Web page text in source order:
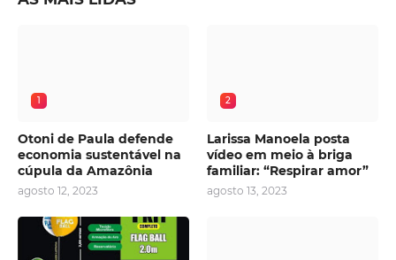
1
Otoni de Paula defende
economia sustentável na
cúpula da Amazônia
agosto 12, 2023
2
Larissa Manoela posta
vídeo em meio à briga
familiar: “Respirar amor”
agosto 13, 2023